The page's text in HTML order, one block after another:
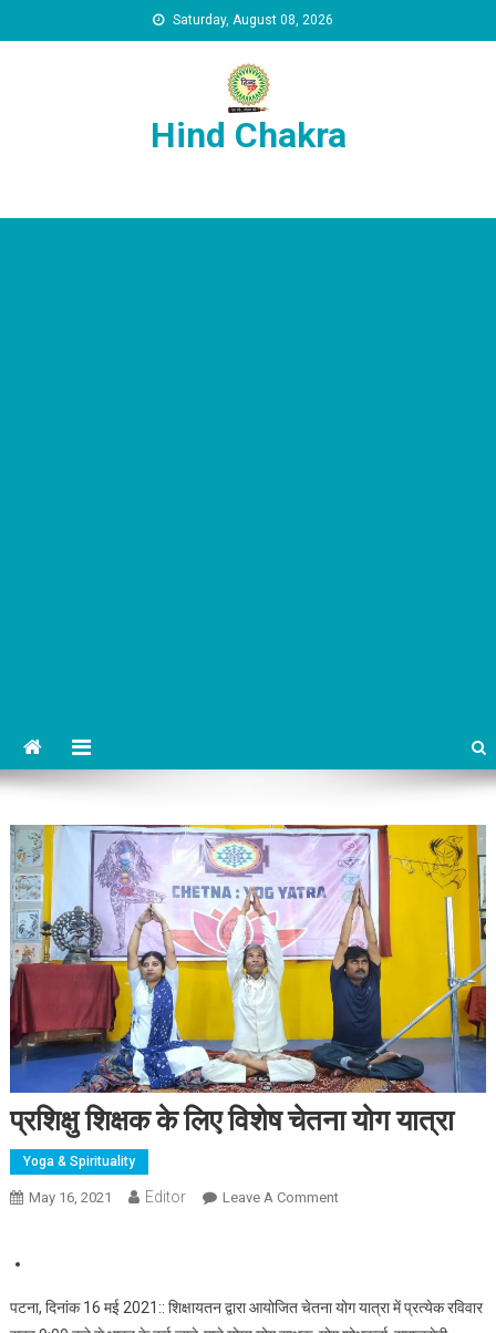
Saturday, August 08, 2026
Hind Chakra
प्रशिक्षु शिक्षक के लिए विशेष चेतना योग यात्रा
Yoga & Spirituality
May 16, 2021 Editor Leave A CommentOn प्रशिक्षु शिक्षक के लिए विशेष
पटना, दिनांक 16 मई 2021:: शिक्षायतन द्वारा आयोजित चेतना योग यात्रा में प्रत्येक रविवार